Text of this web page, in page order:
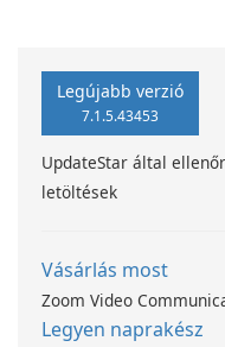
Legújabb verzió
7.1.5.43453
UpdateStar által
letöltések
Vásárlás most
Zoom Video
Legyen naprakész